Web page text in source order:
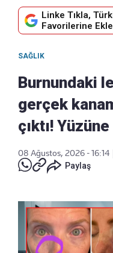
Linke Tıkla,
Favorilerine
SAĞLIK
Burnundaki
gerçek
çıktı!
08 Ağustos, 2026 - 16:14
Paylaş